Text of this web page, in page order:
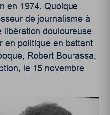
en 1974. Quoique
de journalisme à
libération douloureuse
en politique en battant
Robert Bourassa,
le 15 novembre